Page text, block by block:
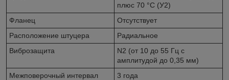
плюс 70 °С (У2)
Фланец
Отсутствует
Расположение штуцера
Радиальное
Виброзащита
N2 (от 10 до 55 Гц с
амплитудой до 0,35 мм)
Межповерочный интервал
3 года